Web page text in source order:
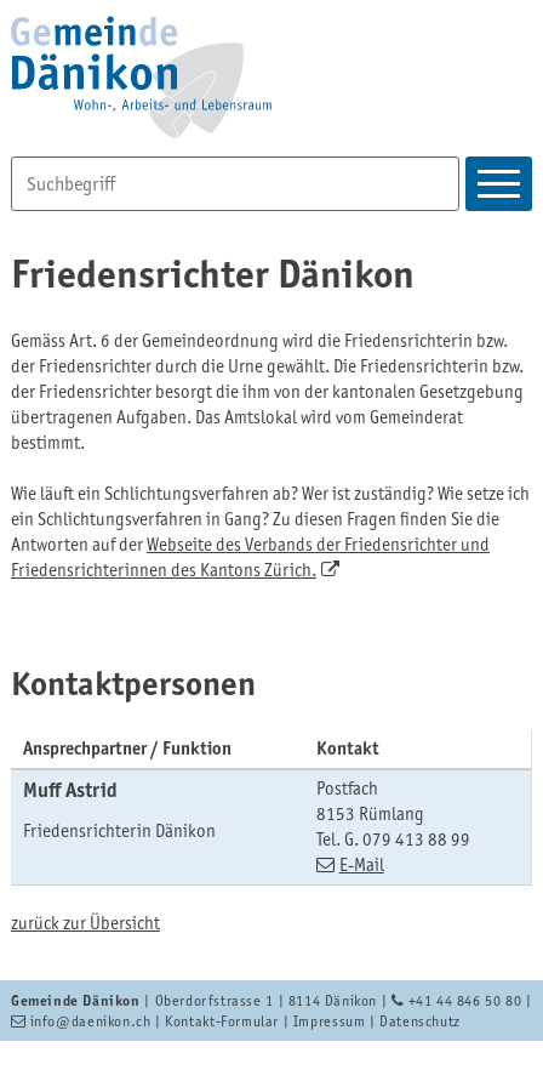
Friedensrichter Dänikon
Gemäss Art. 6 der Gemeindeordnung wird die Friedensrichterin bzw.
der Friedensrichter durch die Urne gewählt. Die Friedensrichterin bzw.
der Friedensrichter besorgt die ihm von der kantonalen Gesetzgebung
übertragenen Aufgaben. Das Amtslokal wird vom Gemeinderat
bestimmt.
Wie läuft ein Schlichtungsverfahren ab? Wer ist zuständig? Wie setze ich
ein Schlichtungsverfahren in Gang? Zu diesen Fragen finden Sie die
Antworten auf derWebseite des Verbands der Friedensrichter und
Friedensrichterinnen des Kantons Zürich.
Kontaktpersonen
Ansprechpartner / Funktion Kontakt
MuffAstrid
Friedensrichterin Dänikon
Postfach
8153 Rümlang
Tel. G. 079 413 88 99
E-Mail
zurück zur Übersicht
Gemeinde Dänikon | Oberdorfstrasse 1 | 8114 Dänikon | +41 44 846 50 80 |
info@daenikon.ch | Kontakt-Formular | Impressum | Datenschutz